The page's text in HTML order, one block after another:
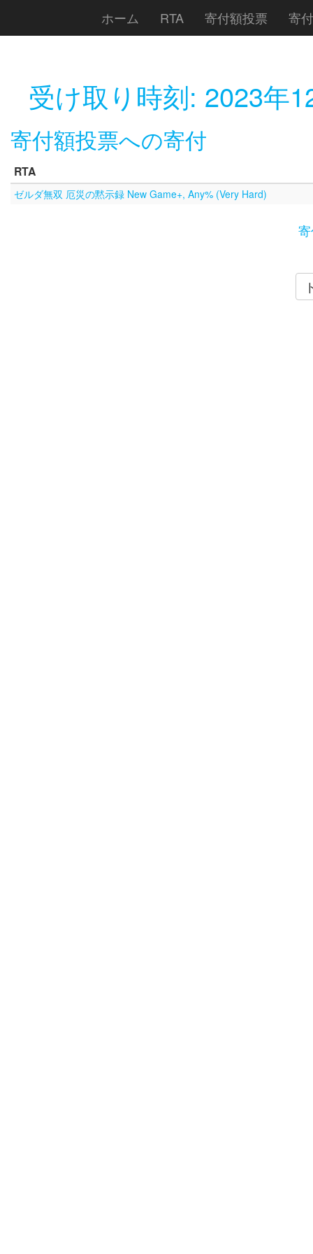
ホーム RTA 寄付額投票 寄
受け取り時刻: 2023年
寄付額投票への寄付
RTA
ゼルダ無双 厄災の黙示録 New Game+, Any% (Very Hard)